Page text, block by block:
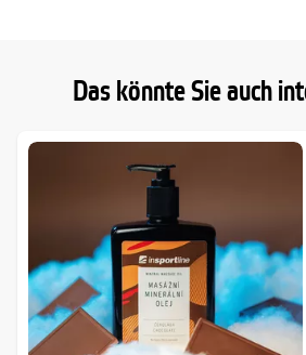
Das könnte Sie auch